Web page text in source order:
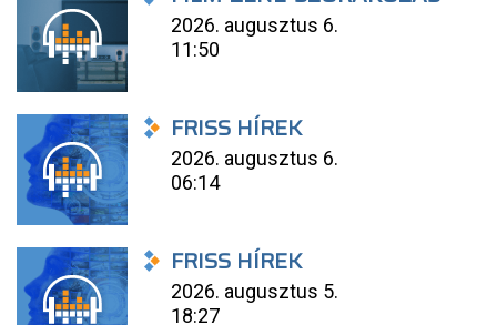
2026. augusztus 6.
11:50
FRISS HÍREK
2026. augusztus 6.
06:14
FRISS HÍREK
2026. augusztus 5.
18:27